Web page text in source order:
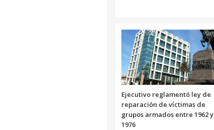
Ejecutivo reglamentó ley de
reparación de víctimas de
grupos armados entre 1962 y
1976